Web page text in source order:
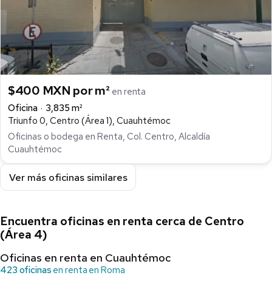
$400 MXN por m² en renta
Oficina
3,835 m²
Triunfo 0, Centro (Área 1), Cuauhtémoc
Oficinas o bodega en Renta, Col. Centro, Alcaldía
Cuauhtémoc
Ver más oficinas similares
Encuentra oficinas en renta cerca de Centro
(Área 4)
Oficinas en renta en Cuauhtémoc
423 oficinas en renta en Roma